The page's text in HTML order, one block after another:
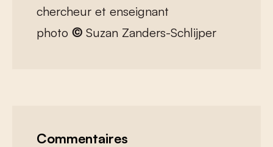
chercheur et enseignant
photo © Suzan Zanders-Schlijper
Commentaires